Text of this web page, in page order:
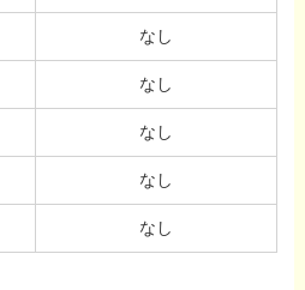
なし
なし
なし
なし
なし